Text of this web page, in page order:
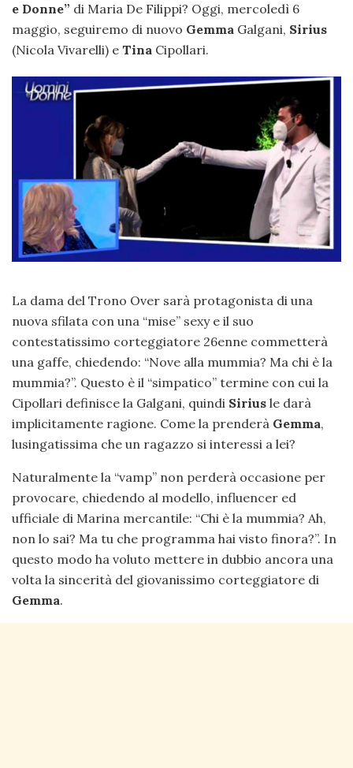
e Donne” di Maria De Filippi? Oggi, mercoledì 6
maggio, seguiremo di nuovo Gemma Galgani, Sirius
(Nicola Vivarelli) e Tina Cipollari.
La dama del Trono Over sarà protagonista di una
nuova sfilata con una “mise” sexy e il suo
contestatissimo corteggiatore 26enne commetterà
una gaffe, chiedendo: “Nove alla mummia? Ma chi è la
mummia?”. Questo è il “simpatico” termine con cui la
Cipollari definisce la Galgani, quindi Sirius le darà
implicitamente ragione. Come la prenderà Gemma,
lusingatissima che un ragazzo si interessi a lei?
Naturalmente la “vamp” non perderà occasione per
provocare, chiedendo al modello, influencer ed
ufficiale di Marina mercantile: “Chi è la mummia? Ah,
non lo sai? Ma tu che programma hai visto finora?”. In
questo modo ha voluto mettere in dubbio ancora una
volta la sincerità del giovanissimo corteggiatore di
Gemma.